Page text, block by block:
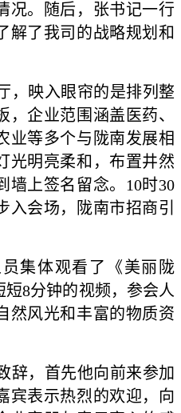
况。随后，张书记一行
解了我司的战略规划和
，映入眼帘的是排列整
，企业范围涵盖医药、
业等多个与陇南发展相
光明亮柔和，布置井然
墙上签名留念。10时30
入会场，陇南市招商引
集体观看了《美丽陇
8分钟的视频，参会人
然风光和丰富的物质资
辞，首先他向前来参加
宾表示热烈的欢迎，向